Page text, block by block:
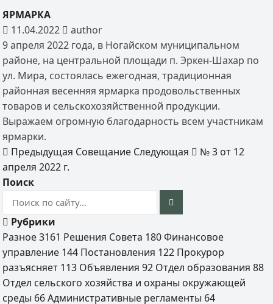
ЯРМАРКА
11.04.2022
author
9 апреля 2022 года, в Ногайском муниципальном
районе, на центральной площади п. Эркен-Шахар по
ул. Мира, состоялась ежегодная, традиционная
районная весенняя ярмарка продовольственных
товаров и сельскохозяйственной продукции.
Выражаем огромную благодарность всем участникам
ярмарки.
Предыдущая Совещание Следующая
№ 3 от 12
апреля 2022 г.
Поиск
Рубрики
Разное3161 Решения Совета 180 Финансовое
управление 144 Постановления 122 Прокурор
разъясняет 113 Объявления92 Отдел образования88
Отдел сельского хозяйства и охраны окружающей
среды 66 Административные регламенты 64